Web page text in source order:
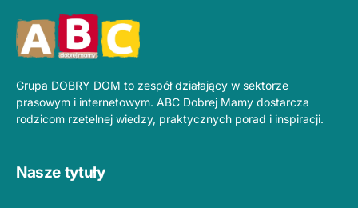
Grupa DOBRY DOM to zespół działający w sektorze
prasowym i internetowym. ABC Dobrej Mamy dostarcza
rodzicom rzetelnej wiedzy, praktycznych porad i inspiracji.
Nasze tytuły